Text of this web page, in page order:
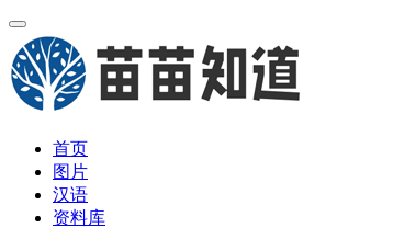
首页
图片
汉语
资料库